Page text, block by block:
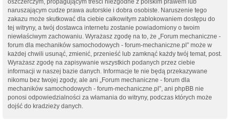
oszczerczym, propagującym treści niezgodne z polskim prawem lub
naruszającym cudze prawa autorskie i dobra osobiste. Naruszenie tego
zakazu może skutkować dla ciebie całkowitym zablokowaniem dostępu do
tej witryny, a twój dostawca internetu zostanie powiadomiony o twoim
niewłaściwym zachowaniu. Wyrażasz zgodę na to, że „Forum mechaniczne -
forum dla mechaników samochodowych - forum-mechaniczne.pl” może w
każdej chwili usunąć, zmienić, przenieść lub zamknąć każdy twój temat, post.
Wyrażasz zgodę na zapisywanie wszystkich podanych przez ciebie
informacji w naszej bazie danych. Informacje te nie będą przekazywane
nikomu bez twojej zgody, ale ani „Forum mechaniczne - forum dla
mechaników samochodowych - forum-mechaniczne.pl”, ani phpBB nie
ponosi odpowiedzialności za włamania do witryny, podczas których może
dojść do kradzieży danych.